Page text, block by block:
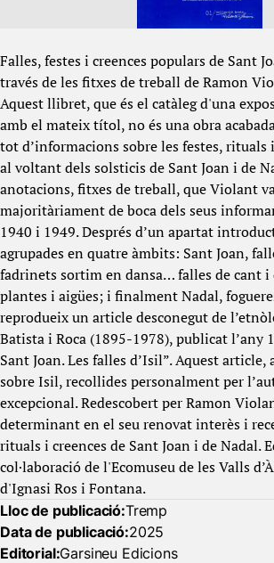
Falles, festes i creences populars de Sant
través de les fitxes de treball de Ramon
Aquest llibret, que és el catàleg d'una
amb el mateix títol, no és una obra
tot d’informacions sobre les festes, rituals
al voltant dels solsticis de Sant Joan i de
anotacions, fitxes de treball, que Violant
majoritàriament de boca dels seus
1940 i 1949. Després d’un apartat
agrupades en quatre àmbits: Sant Joan,
fadrinets sortim en dansa… falles de cant i
plantes i aigües; i finalment Nadal,
reprodueix un article desconegut de
Batista i Roca (1895-1978), publicat l’any
Sant Joan. Les falles d’Isil”. Aquest article,
sobre Isil, recollides personalment per
excepcional. Redescobert per Ramon
determinant en el seu renovat interès i
rituals i creences de Sant Joan i de Nadal.
col·laboració de l'Ecomuseu de les Valls
d'Ignasi Ros i Fontana.
Lloc de publicació:Tremp
Data de publicació:2025
Editorial:Garsineu Edicions